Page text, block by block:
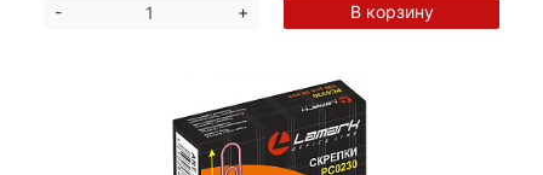
- + В корзину